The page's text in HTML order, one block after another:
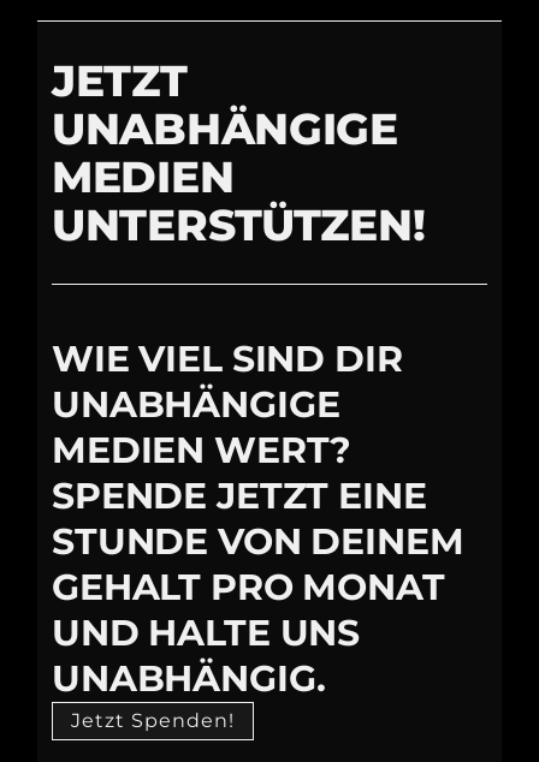
JETZT
UNABHÄNGIGE
MEDIEN
UNTERSTÜTZEN!
WIE VIEL SIND DIR
UNABHÄNGIGE
MEDIEN WERT?
SPENDE JETZT EINE
STUNDE VON DEINEM
GEHALT PRO MONAT
UND HALTE UNS
UNABHÄNGIG.
Jetzt Spenden!